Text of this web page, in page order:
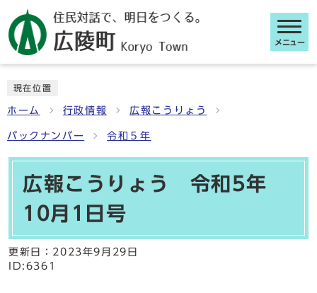
メニュー
現在位置
ホーム 行政情報 広報こうりょう
バックナンバー 令和５年
広報こうりょう 令和5年
10月1日号
更新日： 2023年9月29日
ID:6361